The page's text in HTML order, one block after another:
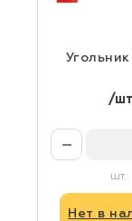
/
шт.
Нет в